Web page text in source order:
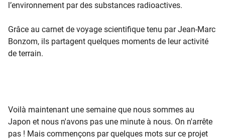
l’environnement par des substances radioactives.
Grâce au carnet de voyage scientifique tenu par Jean-Marc
Bonzom, ils partagent quelques moments de leur activité
de terrain.
Voilà maintenant une semaine que nous sommes au
Japon et nous n'avons pas une minute à nous. On n'arrête
pas ! Mais commençons par quelques mots sur ce projet